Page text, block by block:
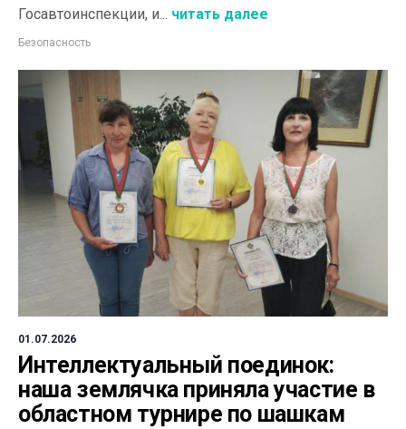
Госавтоинспекции, и... читать далее
Безопасность
01.07.2026
Интеллектуальный поединок:
наша землячка приняла участие в
областном турнире по шашкам